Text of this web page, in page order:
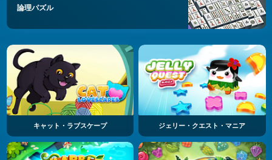
論理パズル
キャット・ラブスケープ ジェリー・クエスト・マニア